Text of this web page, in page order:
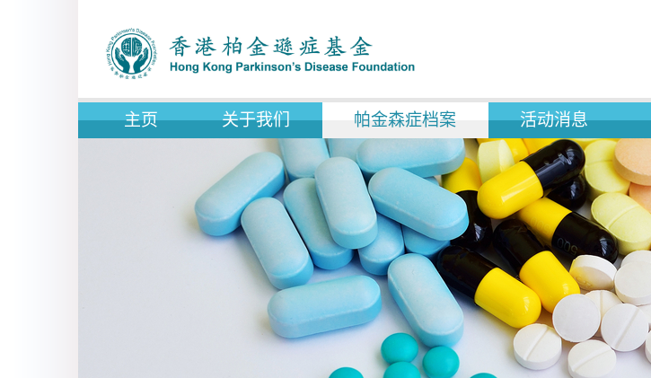
主页 关于我们 帕金森症档案 活动消息